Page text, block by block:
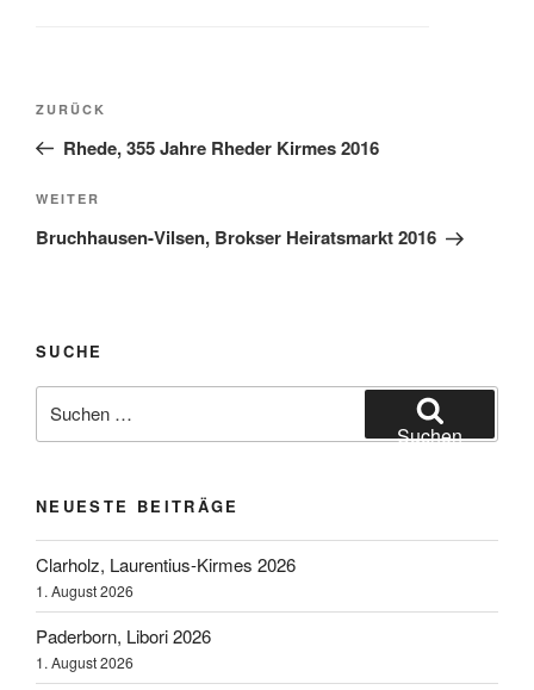
Beitragsnavigation
Vorheriger
Beitrag
ZURÜCK
Rhede, 355 Jahre Rheder Kirmes 2016
Nächster
Beitrag
WEITER
Bruchhausen-Vilsen, Brokser Heiratsmarkt 2016
SUCHE
nach:
Suchen
NEUESTE BEITRÄGE
Clarholz, Laurentius-Kirmes 2026
1. August 2026
Paderborn, Libori 2026
1. August 2026